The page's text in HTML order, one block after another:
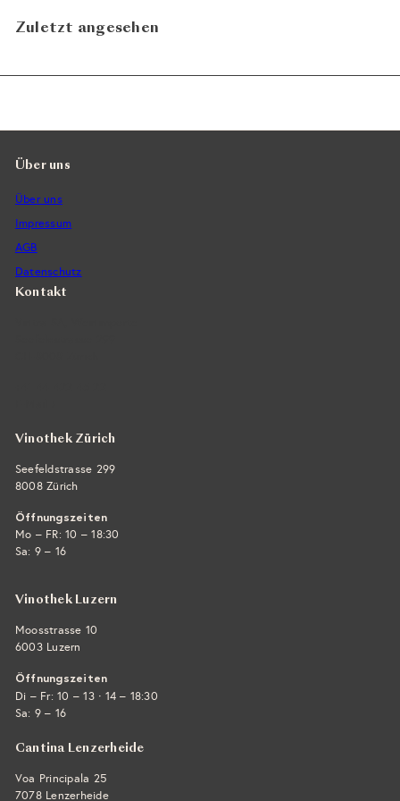
Zuletzt angesehen
Über uns
Über uns
Impressum
AGB
Datenschutz
Kontakt
Vinothek Zürich
Seefeldstrasse 299
8008 Zürich
Öffnungszeiten
Mo – FR: 10 – 18:30
Sa: 9 – 16
Vinothek Luzern
Moosstrasse 10
6003 Luzern
Öffnungszeiten
Di – Fr: 10 – 13 · 14 – 18:30
Sa: 9 – 16
Cantina Lenzerheide
Voa Principala 25
7078 Lenzerheide